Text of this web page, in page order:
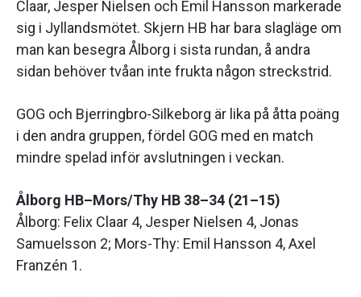
Claar, Jesper Nielsen och Emil Hansson markerade
sig i Jyllandsmötet. Skjern HB har bara slagläge om
man kan besegra Ålborg i sista rundan, å andra
sidan behöver tvåan inte frukta någon streckstrid.
GOG och Bjerringbro-Silkeborg är lika på åtta poäng
i den andra gruppen, fördel GOG med en match
mindre spelad inför avslutningen i veckan.
Ålborg HB–Mors/Thy HB 38–34 (21–15)
Ålborg: Felix Claar 4, Jesper Nielsen 4, Jonas
Samuelsson 2; Mors-Thy: Emil Hansson 4, Axel
Franzén 1.